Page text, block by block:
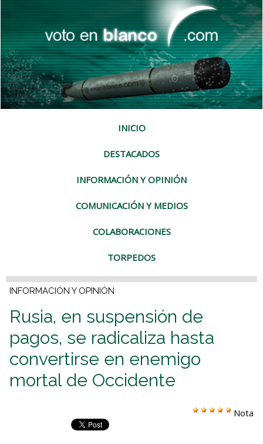
INICIO
DESTACADOS
INFORMACIÓN Y OPINIÓN
COMUNICACIÓN Y MEDIOS
COLABORACIONES
TORPEDOS
INFORMACIÓN Y OPINIÓN
Rusia, en suspensión de
pagos, se radicaliza hasta
convertirse en enemigo
mortal de Occidente
Nota